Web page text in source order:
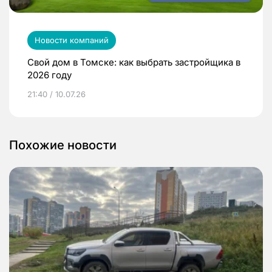
Новости компаний
Свой дом в Томске: как выбрать застройщика в
2026 году
21:40 / 10.07.26
Похожие новости